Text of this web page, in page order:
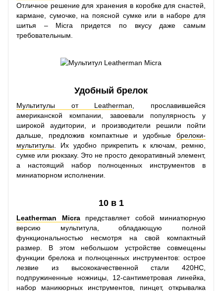
Отличное решение для хранения в коробке для снастей,
кармане, сумочке, на поясной сумке или в наборе для
шитья – Micra придется по вкусу даже самым
требовательным.
Удобный брелок
Мультитулы от Leatherman , прославившейся
американской компании, завоевали популярность у
широкой аудитории, и производители решили пойти
дальше, предложив компактные и удобные брелоки-
мультитулы . Их удобно прикрепить к ключам, ремню,
сумке или рюкзаку. Это не просто декоративный элемент,
а настоящий набор полноценных инструментов в
миниатюрном исполнении.
10 в 1
Leatherman Micraпредставляет собой миниатюрную
версию мультитула, обладающую полной
функциональностью несмотря на свой компактный
размер. В этом небольшом устройстве совмещены
функции брелока и полноценных инструментов: острое
лезвие из высококачественной стали 420HC,
подпружиненные ножницы, 12-сантиметровая линейка,
набор маникюрных инструментов, пинцет, открывалка